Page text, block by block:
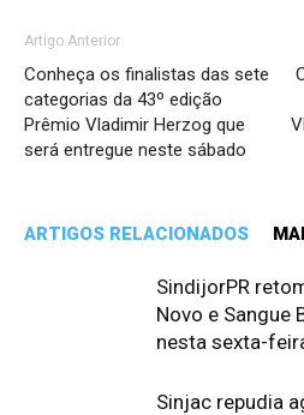
Artigo Anterior
Conheça os finalistas das sete
categorias da 43º edição
Prêmio Vladimir Herzog que
será entregue neste sábado
ARTIGOS RELACIONADOS
SindijorPR
Novo e Sangue
nesta sexta-
Sinjac repudia